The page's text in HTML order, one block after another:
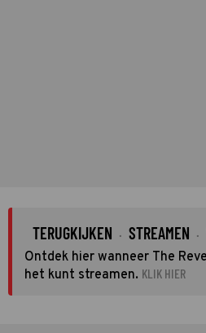
TERUGKIJKEN · STREAMEN ·
Ontdek hier wanneer The
het kunt streamen. KLIK HIER